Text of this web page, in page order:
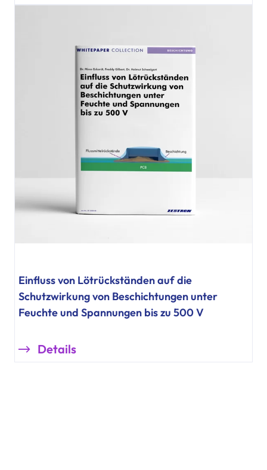
Einfluss von Lötrückständen auf die
Schutzwirkung von Beschichtungen unter
Feuchte und Spannungen bis zu 500 V
Details